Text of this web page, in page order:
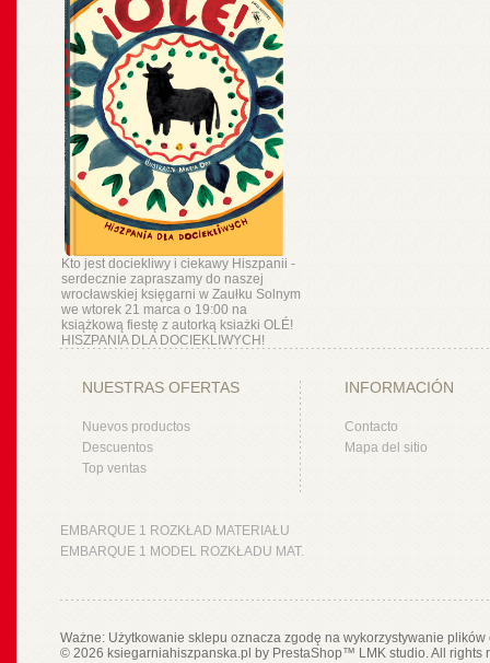
Kto jest dociekliwy i ciekawy Hiszpanii -
serdecznie zapraszamy do naszej
wrocławskiej księgarni w Zaułku Solnym
we wtorek 21 marca o 19:00 na
książkową fiestę z autorką ksiażki OLÉ!
HISZPANIA DLA DOCIEKLIWYCH!
NUESTRAS OFERTAS
Nuevos productos
Descuentos
Top ventas
INFORMACIÓN
Contacto
Mapa del sitio
EMBARQUE 1 ROZKŁAD MATERIAŁU
EMBARQUE 1 MODEL ROZKŁADU MAT.
Ważne: Użytkowanie sklepu oznacza zgodę na wykorzystywanie
© 2026 ksiegarniahiszpanska.pl by PrestaShop™ LMK studio. All rights